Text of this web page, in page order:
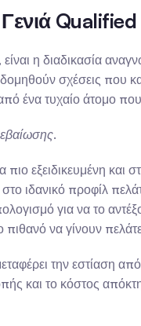
η διαδικασία
σχέσεις
ένα τυχαίο άτομο
.
πιο εξειδικευμένη
στο ιδανικό προφίλ
για να το
να γίνουν
την
και το κόστος